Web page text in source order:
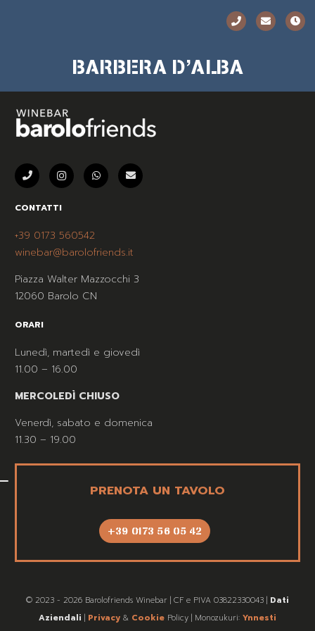
BARBERA D’ALBA
CONTATTI
+39 0173 560542
winebar@barolofriends.it
Piazza Walter Mazzocchi 3
12060 Barolo CN
ORARI
Lunedì, martedì e giovedì
11.00 – 16.00
MERCOLEDÌ CHIUSO
Venerdì, sabato e domenica
11.30 – 19.00
PRENOTA UN TAVOLO
+39 0173 56 05 42
© 2023 - 2026 Barolofriends Winebar | CF e PIVA 03822330043 | Dati
Aziendali | Privacy & Cookie Policy | Monozukuri: Ynnesti